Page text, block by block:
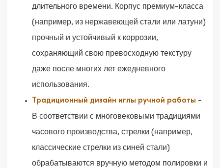
длительного времени. Корпус премиум-класса
(например, из нержавеющей стали или латуни)
прочный и устойчивый к коррозии,
сохраняющий свою превосходную текстуру
даже после многих лет ежедневного
использования.
Традиционный дизайн иглы ручной работы -
В соответствии с многовековыми традициями
часового производства, стрелки (например,
классические стрелки из синей стали)
обрабатываются вручную методом полировки и